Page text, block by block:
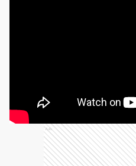
Ads